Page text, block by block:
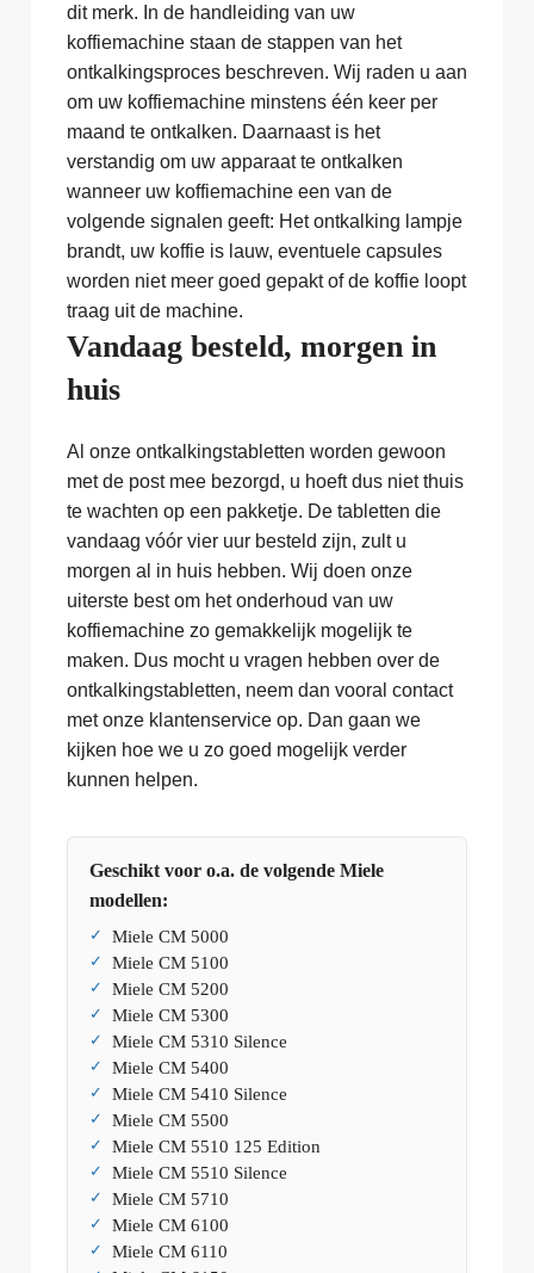
dit merk. In de handleiding van uw
koffiemachine staan de stappen van het
ontkalkingsproces beschreven. Wij raden u aan
om uw koffiemachine minstens één keer per
maand te ontkalken. Daarnaast is het
verstandig om uw apparaat te ontkalken
wanneer uw koffiemachine een van de
volgende signalen geeft: Het ontkalking lampje
brandt, uw koffie is lauw, eventuele capsules
worden niet meer goed gepakt of de koffie loopt
traag uit de machine.
Vandaag besteld, morgen in
huis
Al onze ontkalkingstabletten worden gewoon
met de post mee bezorgd, u hoeft dus niet thuis
te wachten op een pakketje. De tabletten die
vandaag vóór vier uur besteld zijn, zult u
morgen al in huis hebben. Wij doen onze
uiterste best om het onderhoud van uw
koffiemachine zo gemakkelijk mogelijk te
maken. Dus mocht u vragen hebben over de
ontkalkingstabletten, neem dan vooral contact
met onze klantenservice op. Dan gaan we
kijken hoe we u zo goed mogelijk verder
kunnen helpen.
Geschikt voor o.a. de volgende Miele
modellen:
Miele CM 5000
Miele CM 5100
Miele CM 5200
Miele CM 5300
Miele CM 5310 Silence
Miele CM 5400
Miele CM 5410 Silence
Miele CM 5500
Miele CM 5510 125 Edition
Miele CM 5510 Silence
Miele CM 5710
Miele CM 6100
Miele CM 6110